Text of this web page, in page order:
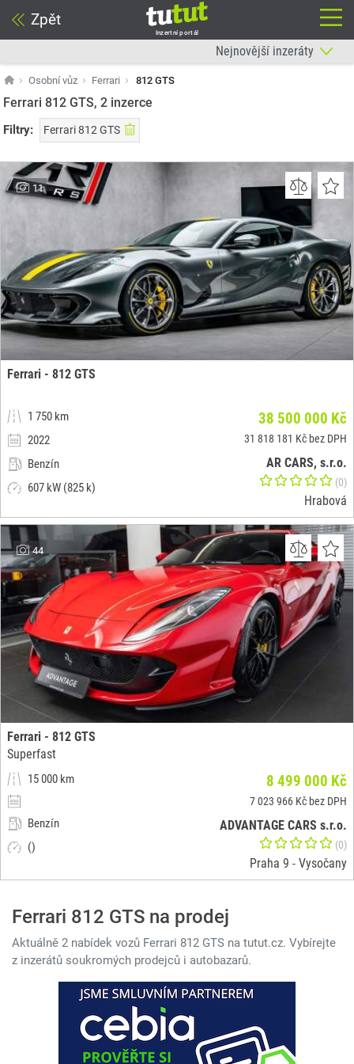
Zpět
Inzertní portál
Osobní vůz Ferrari 812 GTS
Ferrari 812 GTS, 2 inzerce
Filtry: Ferrari 812 GTS
11
Ferrari - 812 GTS
1 750 km
2022
Benzín
607 kW (825 k)
38 500 000 Kč
31 818 181 Kč bez DPH
AR CARS, s.r.o.
(0)
Hrabová
44
Ferrari - 812 GTS
Superfast
15 000 km
Benzín
()
8 499 000 Kč
7 023 966 Kč bez DPH
ADVANTAGE CARS s.r.o.
(0)
Praha 9 - Vysočany
Ferrari 812 GTS na prodej
Aktuálně 2 nabídek vozů Ferrari 812 GTS na tutut.cz. Vybírejte
z inzerátů soukromých prodejců i autobazarů.